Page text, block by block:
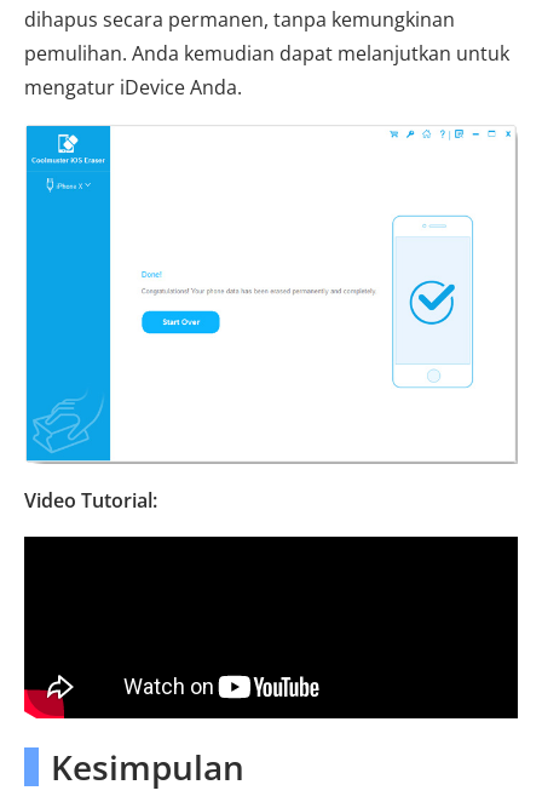
dihapus secara permanen, tanpa kemungkinan
pemulihan. Anda kemudian dapat melanjutkan untuk
mengatur iDevice Anda.
Video Tutorial:
Kesimpulan